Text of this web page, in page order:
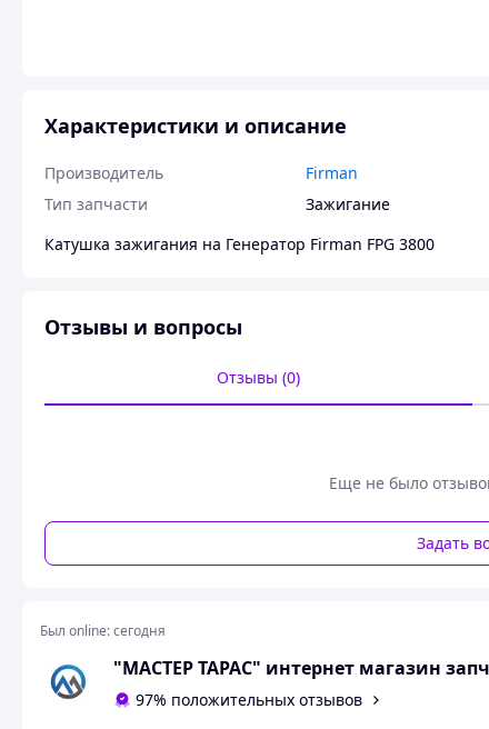
Характеристики и описание
Производитель
Firman
Тип запчасти
Зажигание
Катушка зажигания на Генератор Firman FPG 3800
Отзывы и вопросы
Отзывы (0)
Еще не было
Задать
Был online:сегодня
"МАСТЕР ТАРАС" интернет магазин
97% положительных отзывов